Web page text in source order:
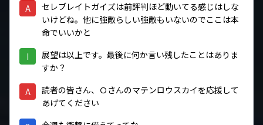
A
セレブレイトガイズは前評判ほど動いてる感じはしな
いけどね。他に強敵らしい強敵もいないのでここは本
命でいいかと
I
展望は以上です。最後に何か言い残したことはありま
すか？
A
読者の皆さん、Ｏさんのマテンロウスカイを応援して
あげてください